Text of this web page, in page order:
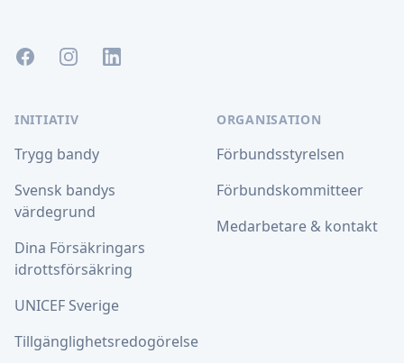
FacebookInstagramLinkedIn
INITIATIV
Trygg bandy
Svensk bandys
värdegrund
Dina Försäkringars
idrottsförsäkring
UNICEF Sverige
Tillgänglighetsredogörelse
ORGANISATION
Förbundsstyrelsen
Förbundskommitteer
Medarbetare & kontakt